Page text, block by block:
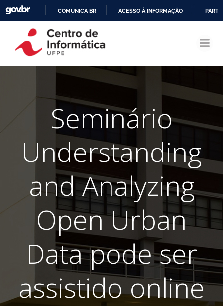
CONTEÚDO
COMUNICA BR ACESSO À INFORMAÇÃO
Seminário
Understanding
and Analyzing
Open Urban
Data pode ser
assistido online